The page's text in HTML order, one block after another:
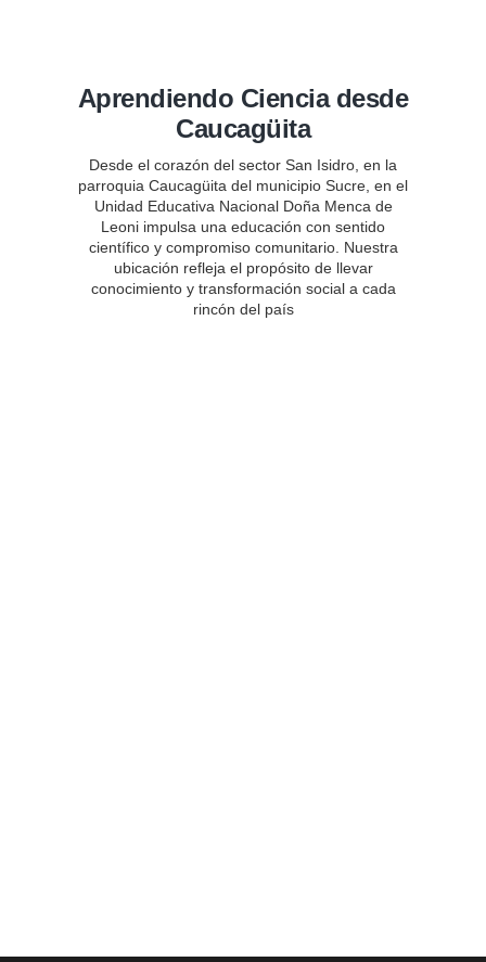
Aprendiendo Ciencia desde
Caucagüita
Desde el corazón del sector San Isidro, en la
parroquia Caucagüita del municipio Sucre, en el
Unidad Educativa Nacional Doña Menca de
Leoni impulsa una educación con sentido
científico y compromiso comunitario. Nuestra
ubicación refleja el propósito de llevar
conocimiento y transformación social a cada
rincón del país